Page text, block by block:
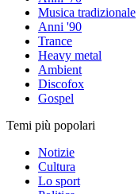
Musica tradizionale
Anni '90
Trance
Heavy metal
Ambient
Discofox
Gospel
Temi più popolari
Notizie
Cultura
Lo sport